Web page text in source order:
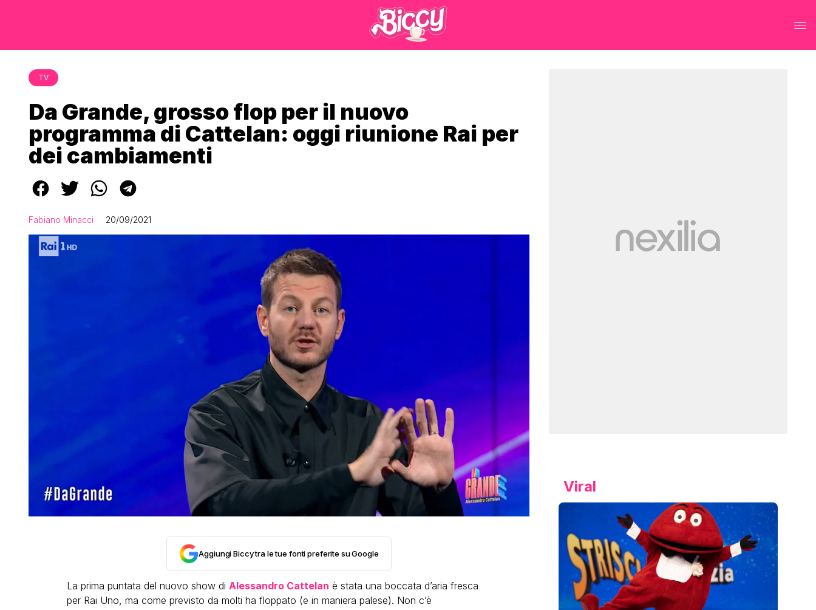
TV
Da Grande, grosso flop per il nuovo
programma di Cattelan: oggi riunione Rai per
dei cambiamenti
Fabiano Minacci 20/09/2021
Aggiungi Biccy tra le tue fonti preferite su Google
La prima puntata del nuovo show di Alessandro Cattelan è stata una boccata d’aria fresca
per Rai Uno, ma come previsto da molti ha floppato (e in maniera palese). Non c’è
Viral